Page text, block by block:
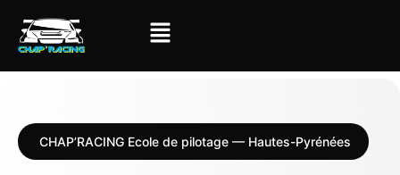
CHAP’RACING Ecole de pilotage — Hautes-Pyrénées